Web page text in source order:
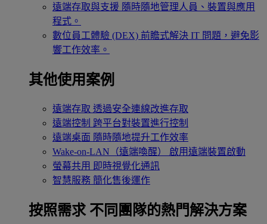
遠端存取與支援 隨時隨地管理人員、裝置與應用
程式。
數位員工體驗 (DEX) 前瞻式解決 IT 問題，避免影
響工作效率。
其他使用案例
遠端存取 透過安全連線改進存取
遠端控制 跨平台對裝置進行控制
遠端桌面 隨時隨地提升工作效率
Wake-on-LAN（遠端喚醒）
啟用遠端裝置啟動
螢幕共用 即時視覺化通訊
智慧服務 簡化售後運作
按照需求 不同團隊的熱門解決方案